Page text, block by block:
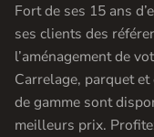
Fort de ses 15 ans
ses clients des
l’aménagement de
Carrelage, parquet
de gamme sont
meilleurs prix.